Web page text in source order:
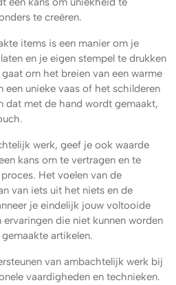
te creëren.
items is een manier om je
en je eigen stempel te drukken
om het breien van een warme
een unieke vaas of het schilderen
dat met de hand wordt gemaakt,
werk, geef je ook waarde
kans om te vertragen en te
Het voelen van de
van iets uit het niets en de
je eindelijk jouw voltooide
die niet kunnen worden
artikelen.
van ambachtelijk werk bij
vaardigheden en technieken.